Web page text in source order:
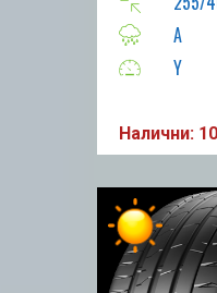
A
Y
Налични: